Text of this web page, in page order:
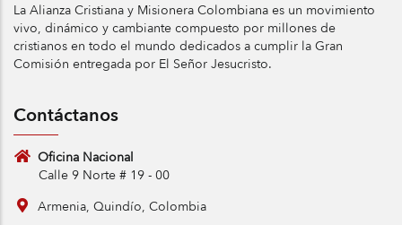
La Alianza Cristiana y Misionera Colombiana es un movimiento
vivo, dinámico y cambiante compuesto por millones de
cristianos en todo el mundo dedicados a cumplir la Gran
Comisión entregada por El Señor Jesucristo.
Contáctanos
Oficina Nacional
Calle 9 Norte # 19 - 00
Armenia, Quindío, Colombia